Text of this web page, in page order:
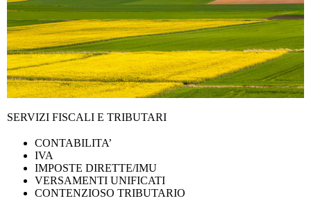
SERVIZI FISCALI E TRIBUTARI
CONTABILITA’
IVA
IMPOSTE DIRETTE/IMU
VERSAMENTI UNIFICATI
CONTENZIOSO TRIBUTARIO